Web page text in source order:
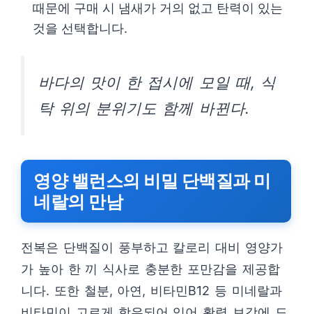
때문에 구매 시 냄새가 거의 없고 탄력이 있는
것을 선택합니다.
바다의 맛이 한 접시에 모일 때, 식
탁 위의 분위기도 함께 바뀐다.
영양 밸런스의 비밀 단백질과 미
네랄의 만남
전복은 단백질이 풍부하고 칼로리 대비 영양가
가 높아 한 끼 식사로 충분한 포만감을 제공합
니다. 또한 철분, 아연, 비타민B12 등 미네랄과